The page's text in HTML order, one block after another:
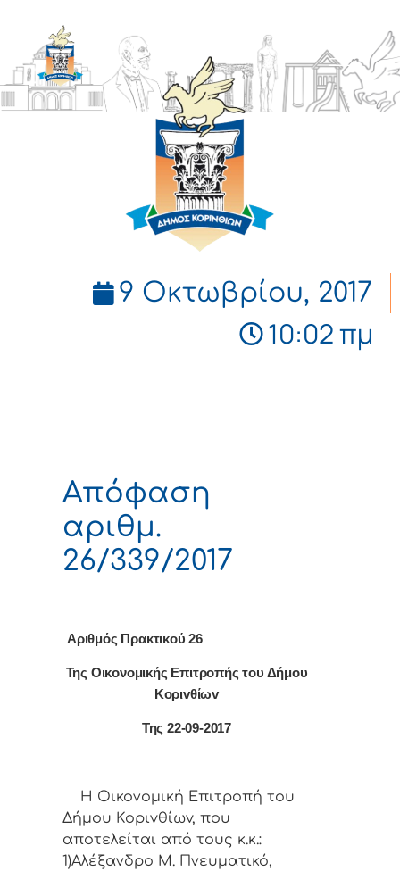
ΔΗΜΟΣ
ΚΟΡΙΝΘΙΩΝ
9 Οκτωβρίου, 2017
10:02 πμ
Απόφαση
αριθμ.
26/339/2017
Αριθμός Πρακτικού 26
Της Οικονομικής Επιτρoπής τoυ Δήμoυ
Κoριvθίωv
Της 22-09-2017
Η Οικονομική Επιτρoπή τoυ
Δήμoυ Κoριvθίωv, πoυ
απoτελείται από τoυς κ.κ.:
1)Αλέξανδρο Μ. Πνευματικό,